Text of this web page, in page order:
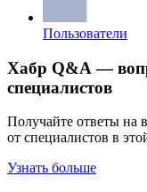
Пользователи
Хабр Q&A —
специалистов
Получайте ответы на
от специалистов в
Узнать больше